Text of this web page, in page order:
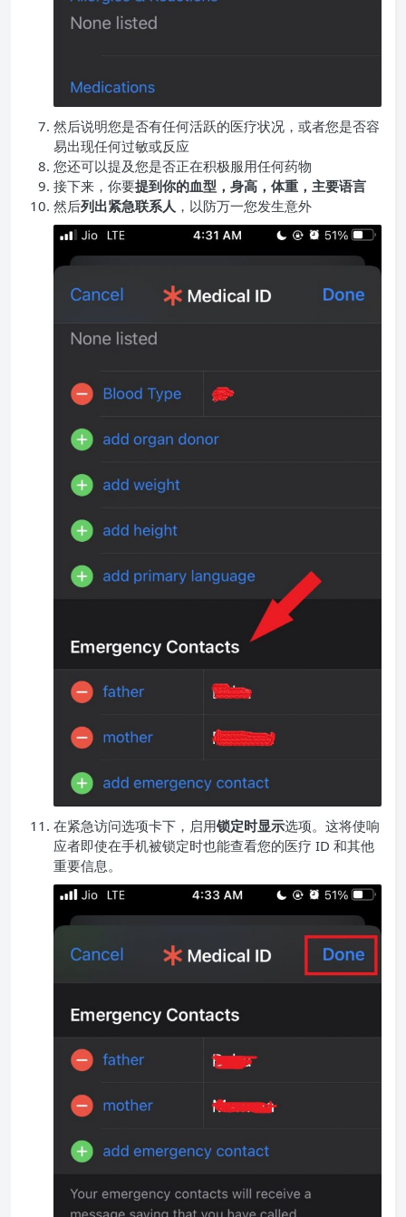
然后说明您是否有任何活跃的医疗状况，或者您是否容
易出现任何过敏或反应
您还可以提及您是否正在积极服用任何药物
接下来，你要提到你的血型，身高，体重，主要语言
然后列出紧急联系人 ，以防万一您发生意外
在紧急访问选项卡下，启用锁定时显示选项。这将使响
应者即使在手机被锁定时也能查看您的医疗 ID 和其他
重要信息。